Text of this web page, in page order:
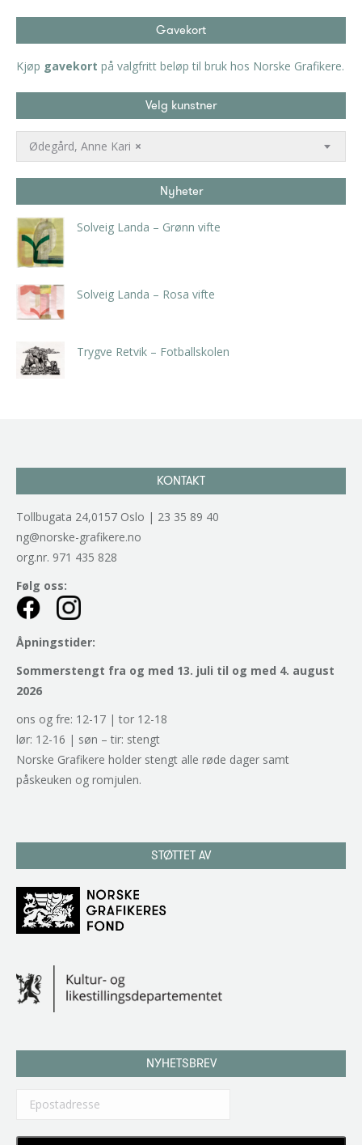
Gavekort
Kjøp gavekort på valgfritt beløp til bruk hos Norske Grafikere.
Velg kunstner
×
Ødegård, Anne Kari
Nyheter
Solveig Landa – Grønn vifte
Solveig Landa – Rosa vifte
Trygve Retvik – Fotballskolen
KONTAKT
Tollbugata 24,0157 Oslo | 23 35 89 40
ng@norske-grafikere.no
org.nr. 971 435 828
Følg oss:
Åpningstider:
Sommerstengt fra og med 13. juli til og med 4. august
2026
ons og fre: 12-17 | tor 12-18
lør: 12-16 | søn – tir: stengt
Norske Grafikere holder stengt alle røde dager samt
påskeuken og romjulen.
STØTTET AV
NYHETSBREV